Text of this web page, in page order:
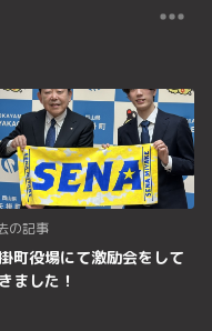
の記事
町役場にて激励会をして
ました！